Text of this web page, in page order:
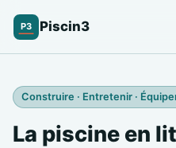
P3 Piscin3
Construire · Entretenir ·
La piscine en